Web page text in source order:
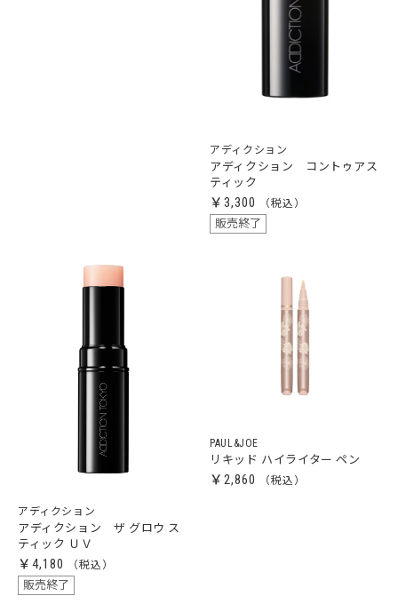
アディクション
アディクション コントゥアス
ティック
￥3,300
販売終了
アディクション
アディクション ザ グロウ ス
ティック ＵＶ
￥4,180
販売終了
PAUL&JOE
リキッド ハイライター ペン
￥2,860